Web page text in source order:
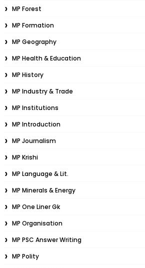
MP Forest
MP Formation
MP Geography
MP Health & Education
MP History
MP Industry & Trade
MP Institutions
MP Introduction
MP Journalism
MP Krishi
MP Language & Lit.
MP Minerals & Energy
MP One Liner Gk
MP Organisation
MP PSC Answer Writing
MP Polity